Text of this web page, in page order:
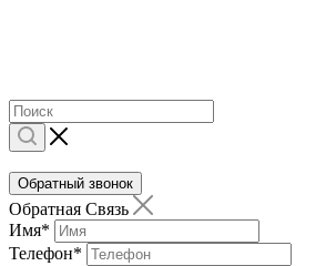
Обратный звонок
Обратная Связь
Имя*
Телефон*